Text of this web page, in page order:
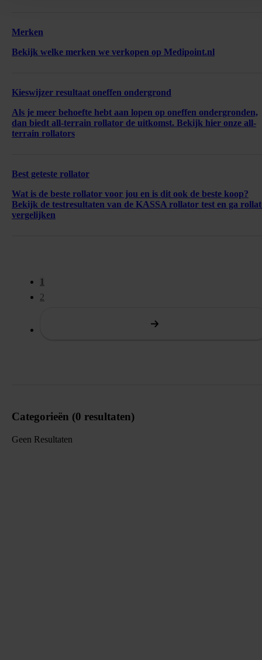
Merken
Bekijk welke merken we verkopen op Medipoint.nl
Kieswijzer resultaat oneffen ondergrond
Als je meer behoefte hebt aan lopen op oneffen ondergronden,
dan biedt all-terrain rollator de uitkomst. Bekijk hier onze all-
terrain rollators
Best geteste rollator
Wat is de beste rollator voor jou en is dit ook de beste koop?
Bekijk de testresultaten van de KASSA rollator test en ga
vergelijken
1
2
Categorieën (0 resultaten)
Geen Resultaten